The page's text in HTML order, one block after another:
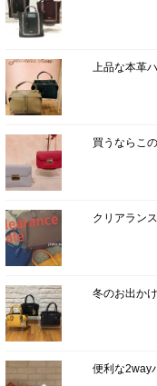
上品な本革
買うならこ
クリアラン
冬のお出か
便利な2way